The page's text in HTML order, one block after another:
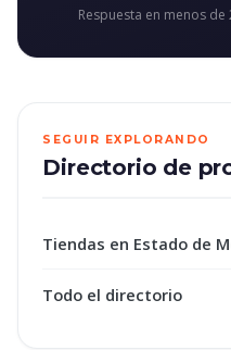
Respuesta en menos
SEGUIR EXPLORANDO
Directorio de
Tiendas en Estado de
Todo el directorio